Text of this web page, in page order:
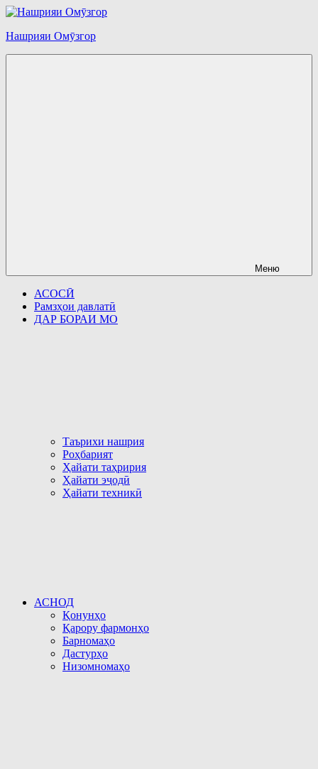
Перейти
содержимому
Нашрияи Омӯзгор
Меню
АСОСӢ
Рамзҳои давлатӣ
ДАР БОРАИ МО
Таърихи нашрия
Роҳбарият
Ҳайати таҳририя
Ҳайати эҷодӣ
Ҳайати техникӣ
АСНОД
Қонунҳо
Қарору фармонҳо
Барномаҳо
Дастурҳо
Низомномаҳо